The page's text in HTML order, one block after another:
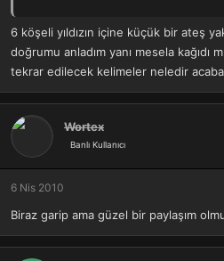
tabi öncelikle verilen tarifteki eksikleri
6 köşeli yıldızın içine küçük bir ateş
doğrumu anladım yanı mesela kağıdı
tekrar edilecek kelimeler neledir
Wortex
Banlı Kullanıcı
6 Nis 2010
Biraz garip ama güzel bir paylaşım